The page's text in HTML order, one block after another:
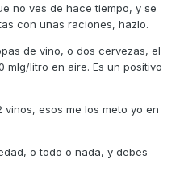
no ves de hace tiempo, y se
con unas raciones, hazlo.
de vino, o dos cervezas, el
mlg/litro en aire. Es un positivo
esos me los meto yo en
o todo o nada, y debes